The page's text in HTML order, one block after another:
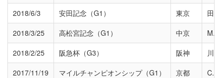
2018/6/3
安田記念（G1） 東京
田
2018/3/25
高松宮記念（G1） 中京
M.
2018/2/25
阪急杯（G3） 阪神
川
2017/11/19
マイルチャンピオンシップ（G1） 京都
C.